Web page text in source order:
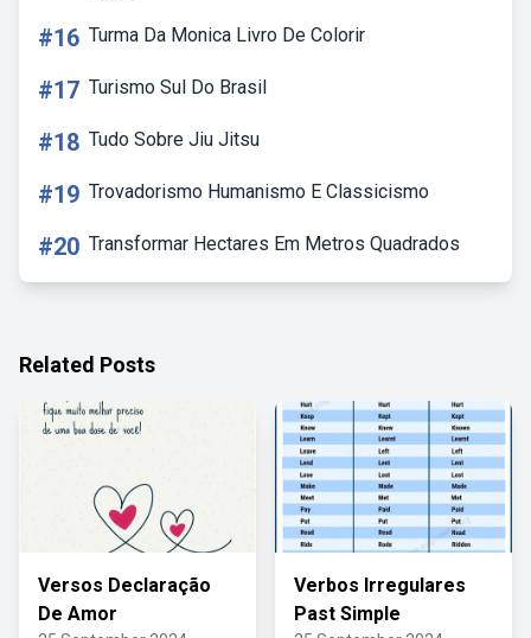
#16 Turma Da Monica Livro De Colorir
#17 Turismo Sul Do Brasil
#18 Tudo Sobre Jiu Jitsu
#19 Trovadorismo Humanismo E Classicismo
#20 Transformar Hectares Em Metros Quadrados
Related Posts
Versos Declaração
De Amor
Verbos Irregulares
Past Simple